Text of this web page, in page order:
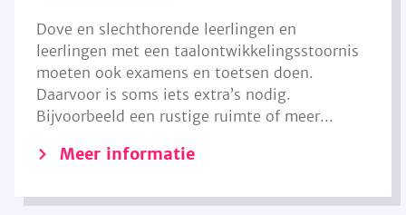
Dove en slechthorende leerlingen en
leerlingen met een taalontwikkelingsstoornis
moeten ook examens en toetsen doen.
Daarvoor is soms iets extra’s nodig.
Bijvoorbeeld een rustige ruimte of meer...
Meer informatie